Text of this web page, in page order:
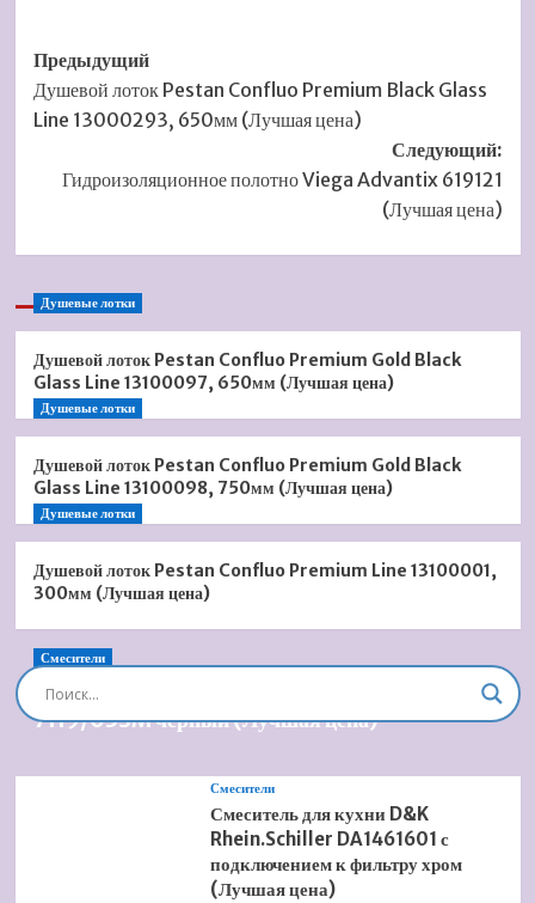
Навигация
записи
Предыдущий
Душевой лоток Pestan Confluo Premium Black Glass
Line 13000293, 650мм (Лучшая цена)
Следующий:
Гидроизоляционное полотно Viega Advantix 619121
(Лучшая цена)
Душевые лотки
Душевой лоток Pestan Confluo Premium Gold Black
Glass Line 13100097, 650мм (Лучшая цена)
Душевые лотки
Душевой лоток Pestan Confluo Premium Gold Black
Glass Line 13100098, 750мм (Лучшая цена)
Душевые лотки
Душевой лоток Pestan Confluo Premium Line 13100001,
300мм (Лучшая цена)
Смесители
Душевая система встроенная Timo Briana SX-
7119/03SM черный (Лучшая цена)
Смесители
Смеситель для кухни D&K
Rhein.Schiller DA1461601 с
подключением к фильтру хром
(Лучшая цена)